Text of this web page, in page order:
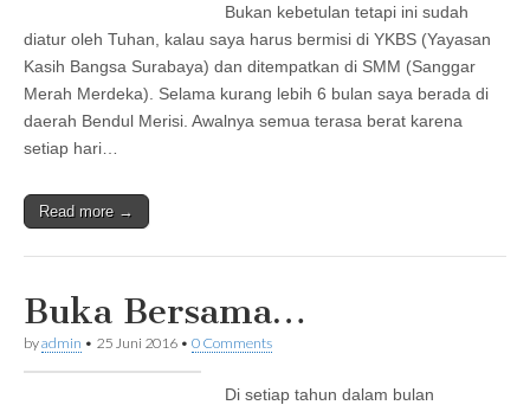
Bukan kebetulan tetapi ini sudah
diatur oleh Tuhan, kalau saya harus bermisi di YKBS (Yayasan
Kasih Bangsa Surabaya) dan ditempatkan di SMM (Sanggar
Merah Merdeka). Selama kurang lebih 6 bulan saya berada di
daerah Bendul Merisi. Awalnya semua terasa berat karena
setiap hari…
Read more →
Buka Bersama…
byadmin • 25 Juni 2016 • 0 Comments
Di setiap tahun dalam bulan